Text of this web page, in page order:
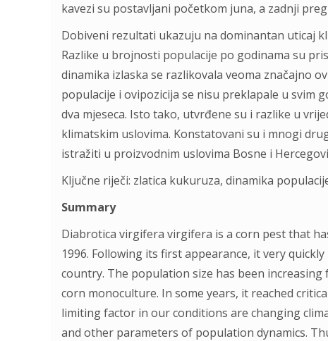
kavezi su postavljani početkom juna, a zadnji
Dobiveni rezultati ukazuju na dominantan uticaj
Razlike u brojnosti populacije po godinama su
dinamika izlaska se razlikovala veoma značajno
populacije i ovipozicija se nisu preklapale u svim
dva mjeseca. Isto tako, utvrđene su i razlike u
klimatskim uslovima. Konstatovani su i mnogi
istražiti u proizvodnim uslovima Bosne i
Ključne riječi: zlatica kukuruza, dinamika
Summary
Diabrotica virgifera virgifera is a corn pest that
1996. Following its first appearance, it very
country. The population size has been
corn monoculture. In some years, it reached
limiting factor in our conditions are changing
and other parameters of population dynamics.